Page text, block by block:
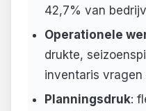
42,7% van
Operationele
drukte,
inventaris vragen
Planningsdruk: